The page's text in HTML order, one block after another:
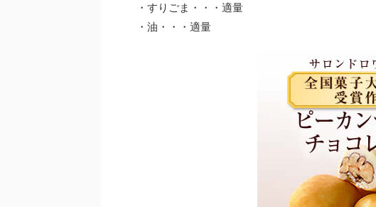
・すりごま・・・適量
・油・・・適量